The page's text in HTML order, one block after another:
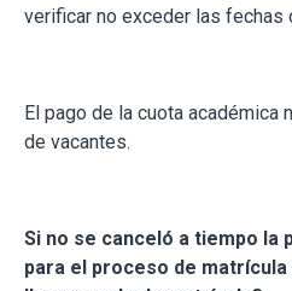
verificar no exceder las fechas
El pago de la cuota académica
de vacantes.
Si no se canceló a tiempo la
para el proceso de